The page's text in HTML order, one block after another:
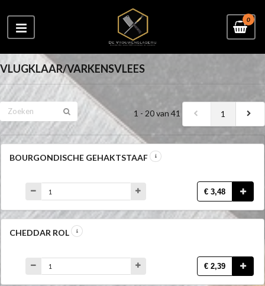
0
VLUGKLAAR/VARKENSVLEES
1 - 20 van 41 1
BOURGONDISCHE GEHAKTSTAAF
€ 3,48
CHEDDAR ROL
€ 2,39